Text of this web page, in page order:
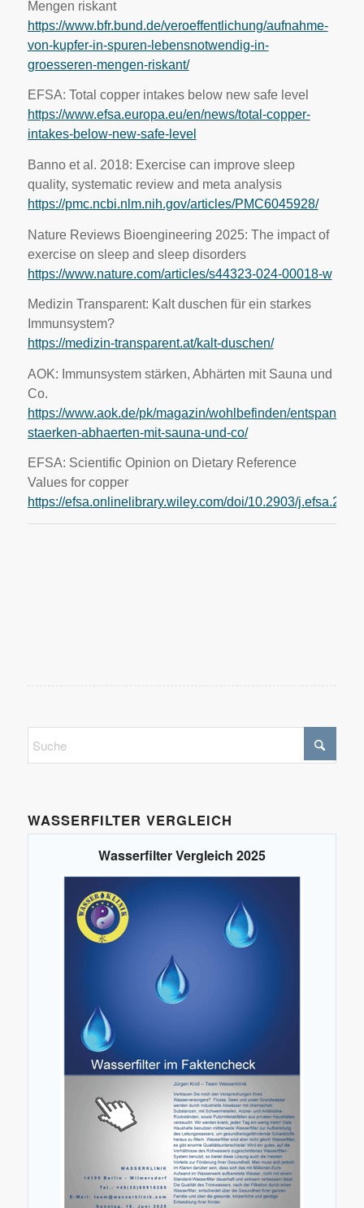
Mengen riskant
https://www.bfr.bund.de/veroeffentlichung/aufnahme-
von-kupfer-in-spuren-lebensnotwendig-in-
groesseren-mengen-riskant/
EFSA: Total copper intakes below new safe level
https://www.efsa.europa.eu/en/news/total-copper-
intakes-below-new-safe-level
Banno et al. 2018: Exercise can improve sleep
quality, systematic review and meta analysis
https://pmc.ncbi.nlm.nih.gov/articles/PMC6045928/
Nature Reviews Bioengineering 2025: The impact of
exercise on sleep and sleep disorders
https://www.nature.com/articles/s44323-024-00018-w
Medizin Transparent: Kalt duschen für ein starkes
Immunsystem?
https://medizin-transparent.at/kalt-duschen/
AOK: Immunsystem stärken, Abhärten mit Sauna und
Co.
https://www.aok.de/pk/magazin/wohlbefinden/
staerken-abhaerten-mit-sauna-und-co/
EFSA: Scientific Opinion on Dietary Reference
Values for copper
https://efsa.onlinelibrary.wiley.com/doi/10.2903/
WASSERFILTER VERGLEICH
Wasserfilter Vergleich 2025